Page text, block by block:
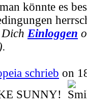
könnte es
Dich Einloggen
schrieb on
SUNNY!